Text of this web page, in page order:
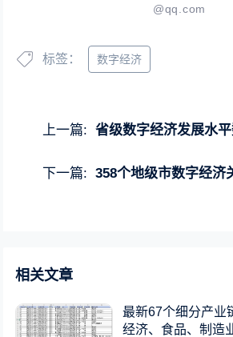
@qq.com
标签： 数字经济
上一篇: 省级数字经济发展水平数
下一篇: 358个地级市数字经济关注度
相关文章
最新67个细分产业
经济、食品、制造